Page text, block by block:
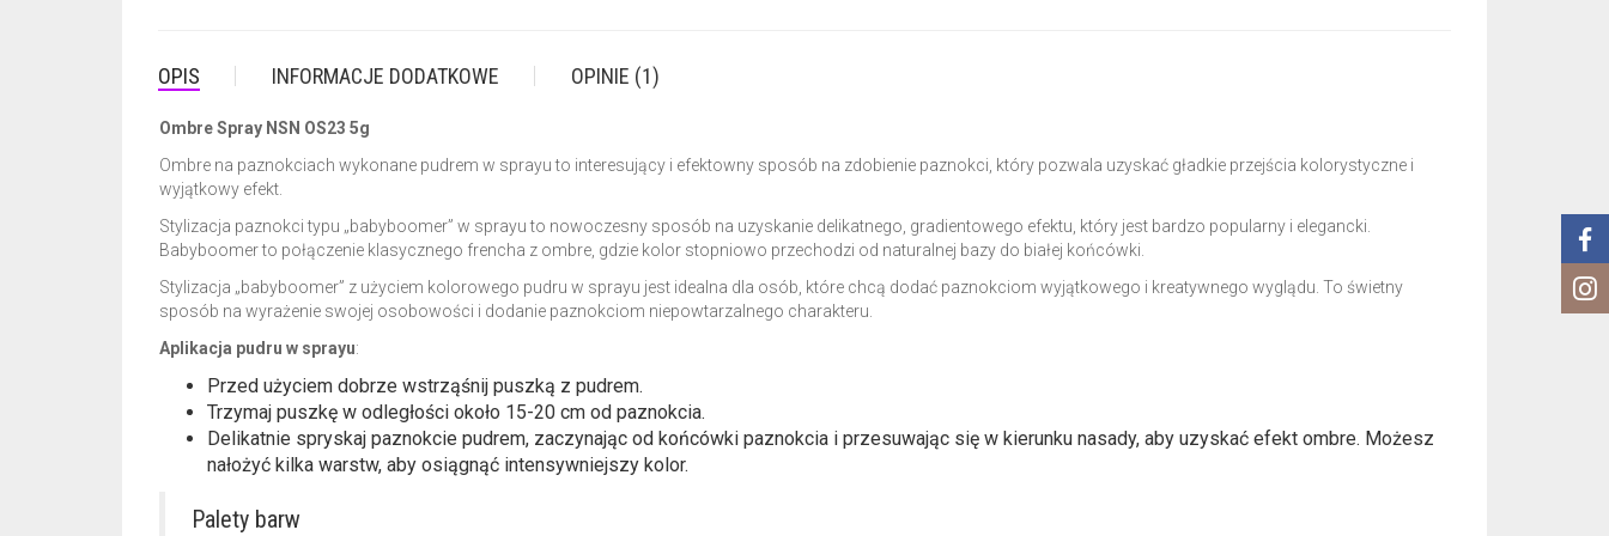
OPIS INFORMACJE DODATKOWE OPINIE (1)
Ombre Spray NSN OS23 5g
Ombre na paznokciach wykonane pudrem w sprayu to interesujący i efektowny sposób na zdobienie paznokci, który pozwala uzyskać gładkie przejścia kolorystyczne i
wyjątkowy efekt.
Stylizacja paznokci typu „babyboomer” w sprayu to nowoczesny sposób na uzyskanie delikatnego, gradientowego efektu, który jest bardzo popularny i elegancki.
Babyboomer to połączenie klasycznego frencha z ombre, gdzie kolor stopniowo przechodzi od naturalnej bazy do białej końcówki.
Stylizacja „babyboomer” z użyciem kolorowego pudru w sprayu jest idealna dla osób, które chcą dodać paznokciom wyjątkowego i kreatywnego wyglądu. To świetny
sposób na wyrażenie swojej osobowości i dodanie paznokciom niepowtarzalnego charakteru.
Aplikacja pudru w sprayu:
Przed użyciem dobrze wstrząśnij puszką z pudrem.
Trzymaj puszkę w odległości około 15-20 cm od paznokcia.
Delikatnie spryskaj paznokcie pudrem, zaczynając od końcówki paznokcia i przesuwając się w kierunku nasady, aby uzyskać efekt ombre. Możesz
nałożyć kilka warstw, aby osiągnąć intensywniejszy kolor.
Palety barw